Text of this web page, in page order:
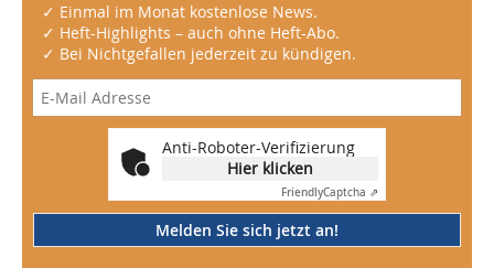
✓ Einmal im Monat kostenlose News.
✓ Heft-Highlights – auch ohne Heft-Abo.
✓ Bei Nichtgefallen jederzeit zu kündigen.
Anti-Roboter-Verifizierung
Hier klicken
FriendlyCaptcha ⇗
Melden Sie sich jetzt an!